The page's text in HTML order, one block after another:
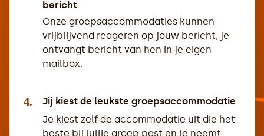
bericht
Onze groepsaccommodaties kunnen
vrijblijvend reageren op jouw bericht, je
ontvangt bericht van hen in je eigen
mailbox.
4.
Jij kiest de leukste groepsaccommodatie
Je kiest zelf de accommodatie uit die het
beste bij jullie groep past en je neemt